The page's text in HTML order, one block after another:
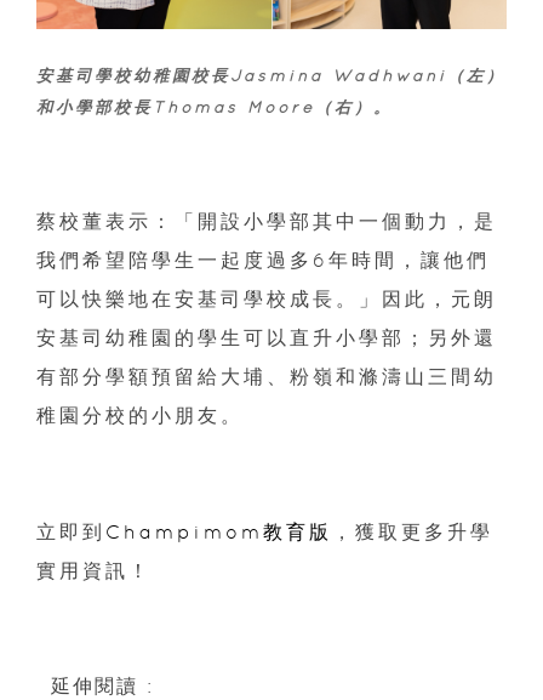
安基司學校幼稚園校長Jasmina Wadhwani（左）
和小學部校長Thomas Moore（右）。
蔡校董表示：「開設小學部其中一個動力，是
我們希望陪學生一起度過多6年時間，讓他們
可以快樂地在安基司學校成長。」因此，元朗
安基司幼稚園的學生可以直升小學部；另外還
有部分學額預留給大埔、粉嶺和滌濤山三間幼
稚園分校的小朋友。
立即到 Champimom教育版
，獲取更多升學
實用資訊！
延伸閱讀 :